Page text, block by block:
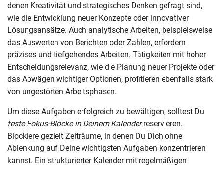
denen Kreativität und strategisches Denken gefragt sind,
wie die Entwicklung neuer Konzepte oder innovativer
Lösungsansätze. Auch analytische Arbeiten, beispielsweise
das Auswerten von Berichten oder Zahlen, erfordern
präzises und tiefgehendes Arbeiten. Tätigkeiten mit hoher
Entscheidungsrelevanz, wie die Planung neuer Projekte oder
das Abwägen wichtiger Optionen, profitieren ebenfalls stark
von ungestörten Arbeitsphasen.
Um diese Aufgaben erfolgreich zu bewältigen, solltest Du
feste Fokus-Blöcke in Deinem Kalenderreservieren.
Blockiere gezielt Zeiträume, in denen Du Dich ohne
Ablenkung auf Deine wichtigsten Aufgaben konzentrieren
kannst. Ein strukturierter Kalender mit regelmäßigen